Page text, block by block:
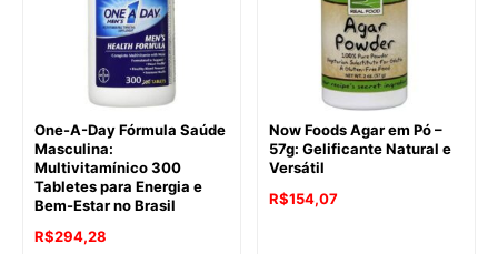
One-A-Day Fórmula Saúde
Masculina:
Multivitamínico 300
Tabletes para Energia e
Bem-Estar no Brasil
R$294,28
Now Foods Agar em Pó –
57g: Gelificante Natural e
Versátil
R$154,07